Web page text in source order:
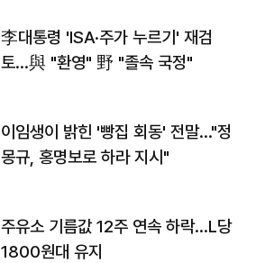
李대통령 'ISA·주가 누르기' 재검
토…與 "환영" 野 "졸속 국정"
이임생이 밝힌 '빵집 회동' 전말…"정
몽규, 홍명보로 하라 지시"
주유소 기름값 12주 연속 하락…L당
1800원대 유지